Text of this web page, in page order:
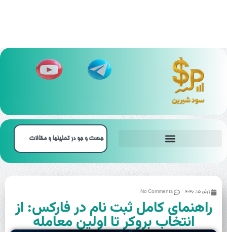
ژوئن 15, 2026 No Comments
راهنمای کامل ثبت نام در فارکس: از
انتخاب بروکر تا اولین معامله